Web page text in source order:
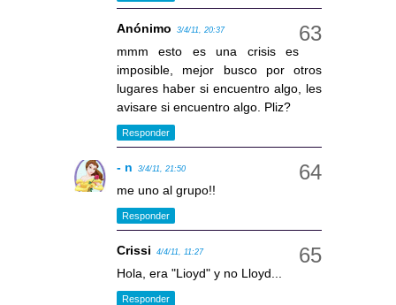
Anónimo 3/4/11, 20:37
mmm esto es una crisis es
imposible, mejor busco por otros
lugares haber si encuentro algo, les
avisare si encuentro algo. Pliz?
Responder
- n 3/4/11, 21:50
me uno al grupo!!
Responder
Crissi 4/4/11, 11:27
Hola, era "Lioyd" y no Lloyd...
Responder